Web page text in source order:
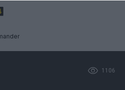
1106